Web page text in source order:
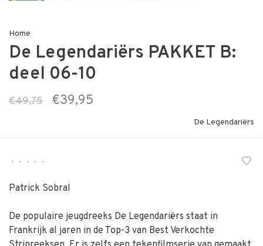
Home
De Legendariërs PAKKET B:
deel 06-10
€49,75 €39,95
De Legendariërs
• • • • •
Patrick Sobral
De populaire jeugdreeks De Legendariërs staat in
Frankrijk al jaren in de Top-3 van Best Verkochte